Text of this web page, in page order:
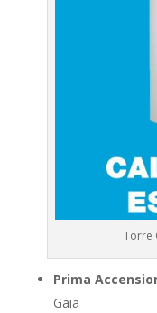
Torre
Prima
Gaia